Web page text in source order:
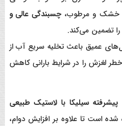
خشک و مرطوب، چسبندگی عالی و
را تضمین می‌کند.
عمیق باعث تخلیه سریع آب از
لغزش را در شرایط بارانی کاهش
پیشرفته سیلیکا با لاستیک طبیعی
شده است تا علاوه بر افزایش دوام،